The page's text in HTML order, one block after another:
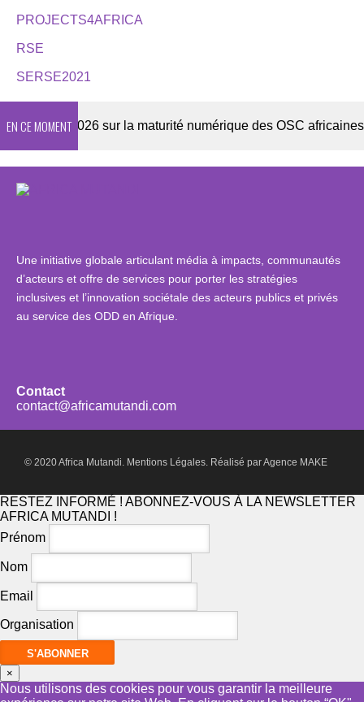
PROJECTS4AFRICA
RSE
SERSE2021
EN CE MOMENT2026 sur la maturité numérique des OSC africaines
Une initiative globale articulant média à impacts, communautés
d’acteurs et offre de services pour porter les stratégies
inclusives et l’innovation sociétale des acteurs publics et privés
au service des ODD en Afrique.
Contact
contact@africamutandi.com
© 2020 Africa Mutandi. Mentions Légales. Réalisé parAgence MAKE
RESTEZ INFORMÉ ! ABONNEZ-VOUS À LA NEWSLETTER
AFRICA MUTANDI !
Prénom
Nom
Email
Organisation
×
Nous utilisons des cookies pour vous garantir la meilleure